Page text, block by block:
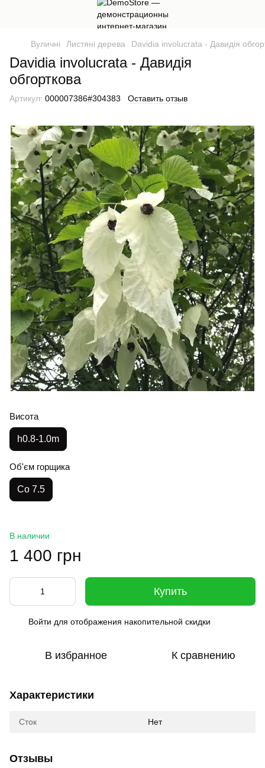
Вуличні Листяні дерева Davidia involucrata - Давидія
Davidia involucrata - Давидія
обгорткова
Артикул: 000007386#304383 Оставить отзыв
Висота
h0.8-1.0m
Об'єм горщика
Co 7.5
В наличии
1 400 грн
Купить
Войти для отображения накопительной скидки
В избранное К сравнению
Характеристики
Сток Нет
Отзывы